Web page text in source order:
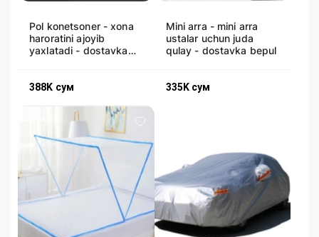
Pol konetsoner - xona
haroratini ajoyib
yaxlatadi - dostavka
388K сум
Mini arra - mini arra
ustalar uchun juda
qulay - dostavka bepul
335K сум